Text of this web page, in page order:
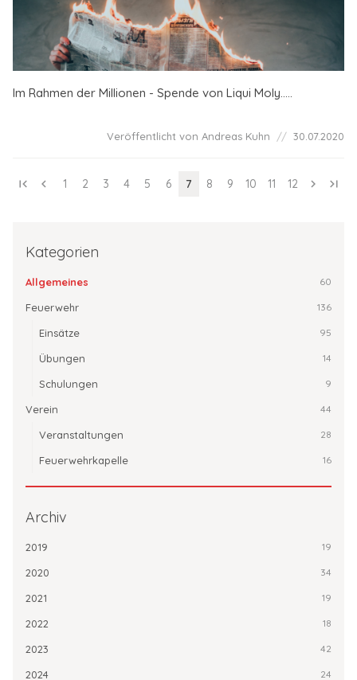
Im Rahmen der Millionen - Spende von Liqui Moly.....
Veröffentlicht von Andreas Kuhn 30.07.2020
first_page chevron_left 1 2 3 4 5 6 7 8 9 10 11 12 chevron_right last_page
Kategorien
Allgemeines 60
Feuerwehr 136
Einsätze 95
Übungen 14
Schulungen 9
Verein 44
Veranstaltungen 28
Feuerwehrkapelle 16
Archiv
2019 19
2020 34
2021 19
2022 18
2023 42
2024 24